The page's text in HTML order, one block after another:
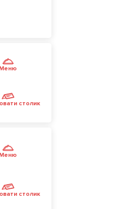
столик
столик